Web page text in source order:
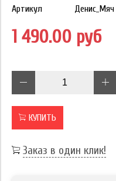
Артикул Денис_Мяч
1 490.00 руб
КУПИТЬ
Заказ в один клик!